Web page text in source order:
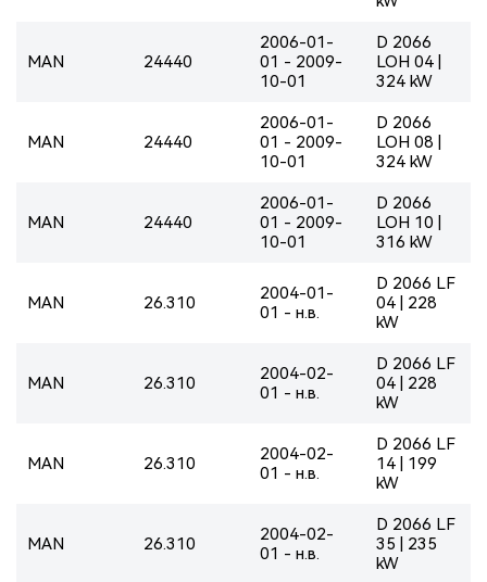
MAN 24440
2006-01-
01 - 2009-
10-01
D 2066
LOH 04 |
324 kW
MAN 24440
2006-01-
01 - 2009-
10-01
D 2066
LOH 08 |
324 kW
MAN 24440
2006-01-
01 - 2009-
10-01
D 2066
LOH 10 |
316 kW
MAN 26.310
2004-01-
01 - н.в.
D 2066 LF
04 | 228
kW
MAN 26.310
2004-02-
01 - н.в.
D 2066 LF
04 | 228
kW
MAN 26.310
2004-02-
01 - н.в.
D 2066 LF
14 | 199
kW
MAN 26.310
2004-02-
01 - н.в.
D 2066 LF
35 | 235
kW